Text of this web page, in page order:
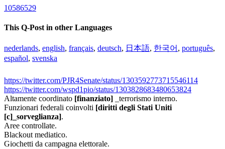
10586529
This Q-Post in other Languages
nederlands, english, français, deutsch, 日本語, 한국어 , português,
español, svenska
https://twitter.com/PJR4Senate/status/1303592773715546114
https://twitter.com/wspd1pio/status/1303828683480653824
Altamente coordinato [finanziato] _terrorismo interno.
Funzionari federali coinvolti [diritti degli Stati Uniti
[c] _sorveglianza].
Aree controllate.
Blackout mediatico.
Giochetti da campagna elettorale.